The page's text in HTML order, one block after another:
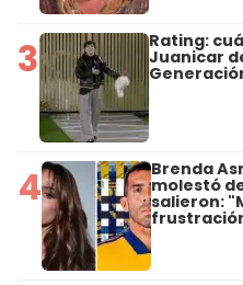
3 Rating:
Juanicar
4 Brenda
molestó
salieron: